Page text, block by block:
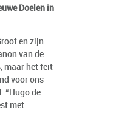
Doelen in
en zijn
van de
maar het feit
voor ons
“Hugo de
met